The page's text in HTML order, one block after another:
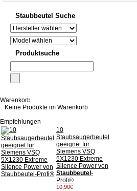
Staubbeutel Suche
Produktsuche
Warenkorb
Keine Produkte im Warenkorb
Empfehlungen
10
Staubsaugerbeutel
geeignet für
Siemens VSQ
5X1230 Extreme
Silence Power von
Staubbeutel-
Profi®
10,90€